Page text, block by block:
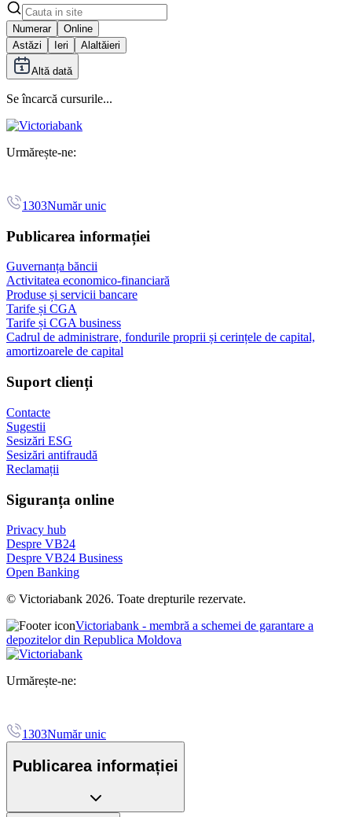
Numerar
Online
Astăzi
Ieri Alaltăieri
Altă dată
Se încarcă cursurile...
Urmărește-ne:
1303Număr unic
Publicarea informației
Guvernanța băncii
Activitatea economico-financiară
Produse și servicii bancare
Tarife și CGA
Tarife și CGA business
Cadrul de administrare, fondurile proprii și cerințele de capital,
amortizoarele de capital
Suport clienți
Contacte
Sugestii
Sesizări ESG
Sesizări antifraudă
Reclamații
Siguranța online
Privacy hub
Despre VB24
Despre VB24 Business
Open Banking
© Victoriabank 2026. Toate drepturile rezervate.
Victoriabank - membră a schemei de garantare a
depozitelor din Republica Moldova
Urmărește-ne:
1303Număr unic
Publicarea informației